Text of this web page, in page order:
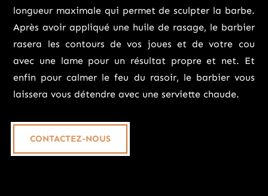
longueur maximale qui permet de sculpter la barbe.
Après avoir appliqué une huile de rasage, le barbier
rasera les contours de vos joues et de votre cou
avec une lame pour un résultat propre et net. Et
enfin pour calmer le feu du rasoir, le barbier vous
laissera vous détendre avec une serviette chaude.
CONTACTEZ-NOUS